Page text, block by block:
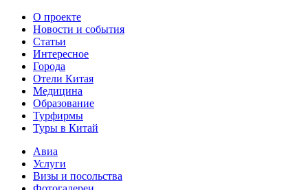
О проекте
Новости и события
Статьи
Интересное
Города
Отели Китая
Медицина
Образование
Турфирмы
Туры в Китай
Авиа
Услуги
Визы и посольства